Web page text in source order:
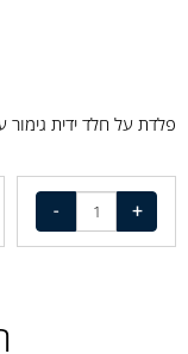
פלדת על חלד ידית גימור